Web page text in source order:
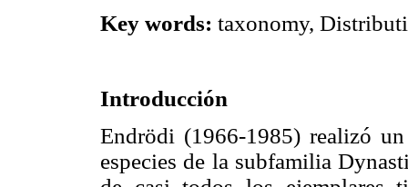
Key words: taxonomy,
Introducción
Endrödi (1966-1985) realizó
especies de la subfamilia